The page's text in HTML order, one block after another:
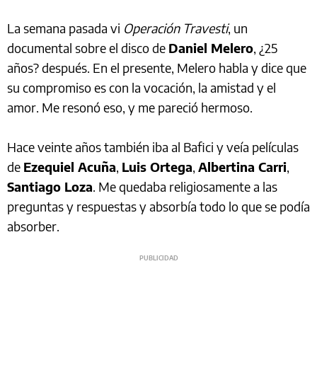
La semana pasada vi Operación Travesti, un
documental sobre el disco de Daniel Melero, ¿25
años? después. En el presente, Melero habla y dice que
su compromiso es con la vocación, la amistad y el
amor. Me resonó eso, y me pareció hermoso.
Hace veinte años también iba al Bafici y veía películas
de Ezequiel Acuña, Luis Ortega, Albertina Carri,
Santiago Loza. Me quedaba religiosamente a las
preguntas y respuestas y absorbía todo lo que se podía
absorber.